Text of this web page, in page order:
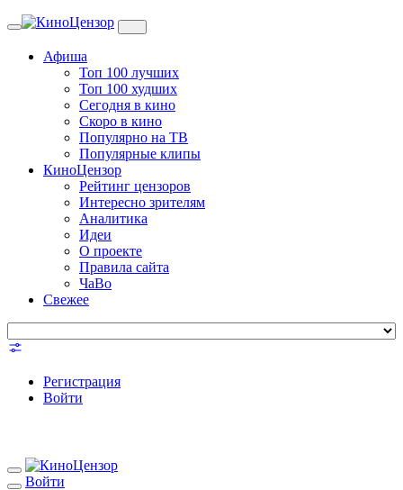
Toggle
Афиша
Топ 100 лучших
Топ 100 худших
Сегодня в кино
Скоро в кино
Популярно на ТВ
Популярные клипы
КиноЦензор
Рейтинг цензоров
Интересно зрителям
Аналитика
Идеи
О проекте
Правила сайта
ЧаВо
Свежее
Регистрация
Войти
Войти